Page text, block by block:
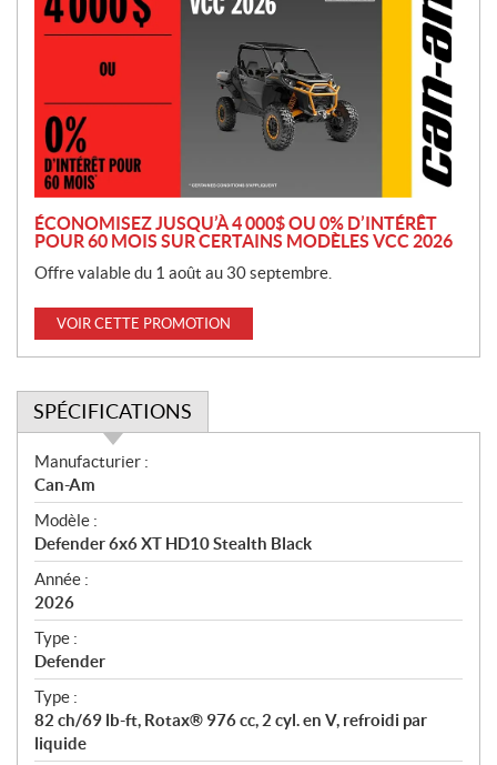
o
m
o
n
ÉCONOMISEZ JUSQU’À 4 000$ OU 0% D’INTÉRÊT
POUR 60 MOIS SUR CERTAINS MODÈLES VCC 2026
Offre valable du 1 août au 30 septembre.
VOIR CETTE PROMOTION
SPÉCIFICATIONS
S
p
é
c
i
f
i
c
a
t
i
o
n
Manufacturier :
Can-Am
Modèle :
Defender 6x6 XT HD10 Stealth Black
Année :
2026
Type :
Defender
Type :
82 ch/69 lb-ft, Rotax® 976 cc, 2 cyl. en V, refroidi par
liquide